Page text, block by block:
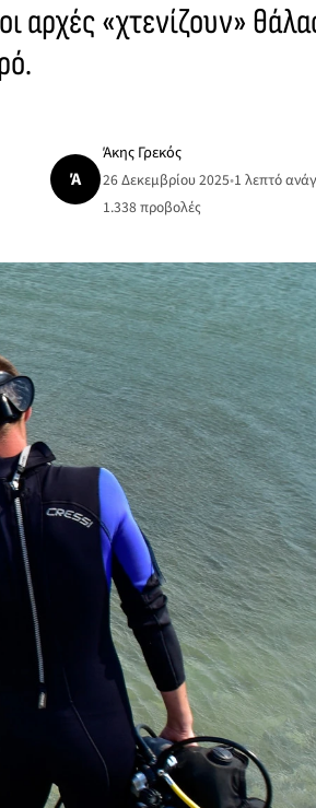
αρχές «χτενίζουν»
Ά
Άκης Γρεκός
26 Δεκεμβρίου 2025•1 λεπτό
1.338 προβολές